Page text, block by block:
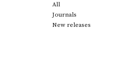
All
Journals
New releases